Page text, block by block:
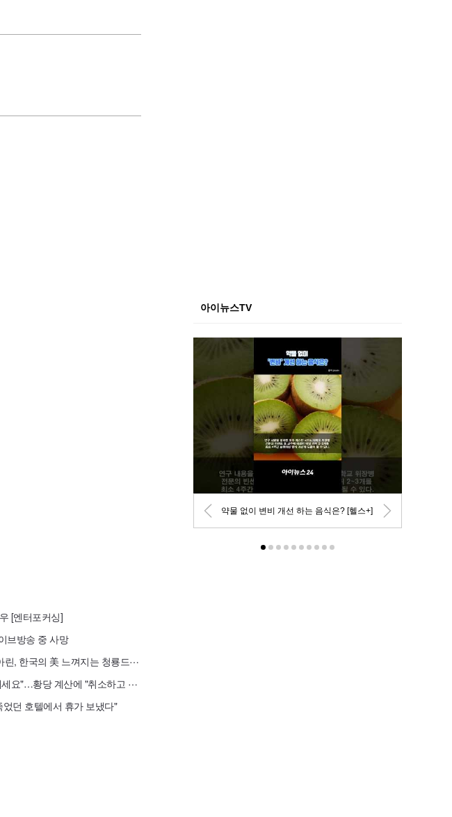
[엔터포커싱]
브방송 중 사망
얼
마나 청초한지 감도 안옴⋯아린, 한국의 美 느껴지는 청룡드레스 [엔터포커싱]
"
빵 5조각이니까 2만4500원 내세요"…황당 계산에 "취소하고 나와"
던 호텔에서 휴가 보냈다"
아이뉴스TV
약물 없이 변비 개선 하는 음식은? [헬스+]